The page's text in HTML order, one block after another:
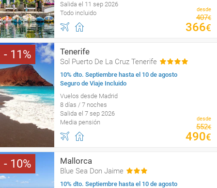
Salida el 11 sep 2026
Todo incluido
desde
407€
366€
11 Tenerife
Sol Puerto De La Cruz Tenerife
10% dto. Septiembre hasta el 10 de agosto
Seguro de Viaje Incluido
Vuelos desde Madrid
8 días / 7 noches
Salida el 7 sep 2026
Media pensión
desde
552€
490€
10 Mallorca
Blue Sea Don Jaime
10% dto. Septiembre hasta el 10 de agosto